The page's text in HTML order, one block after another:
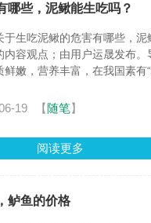
哪些，泥鳅能生吃吗？
于生吃泥鳅的危害有哪些，泥
内容观点；由用户运晟发布。
鲜嫩，营养丰富，在我国素有“
增强免疫、健脑益智、补气养
19 【随笔】
阅读更多
鲈鱼的价格